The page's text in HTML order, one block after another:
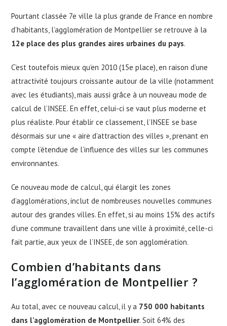
Pourtant classée 7e ville la plus grande de France en nombre
d’habitants, l’agglomération de Montpellier se retrouve à la
12e place des plus grandes aires urbaines du pays.
C’est toutefois mieux qu’en 2010 (15e place), en raison d’une
attractivité toujours croissante autour de la ville (notamment
avec les étudiants), mais aussi grâce à un nouveau mode de
calcul de l’INSEE. En effet, celui-ci se vaut plus moderne et
plus réaliste. Pour établir ce classement, l’INSEE se base
désormais sur une « aire d’attraction des villes », prenant en
compte l’étendue de l’influence des villes sur les communes
environnantes.
Ce nouveau mode de calcul, qui élargit les zones
d’agglomérations, inclut de nombreuses nouvelles communes
autour des grandes villes. En effet, si au moins 15% des actifs
d’une commune travaillent dans une ville à proximité, celle-ci
fait partie, aux yeux de l’INSEE, de son agglomération.
Combien d’habitants dans
l’agglomération de Montpellier ?
Au total, avec ce nouveau calcul, il y a 750 000 habitants
dans l’agglomération de Montpellier. Soit 64% des